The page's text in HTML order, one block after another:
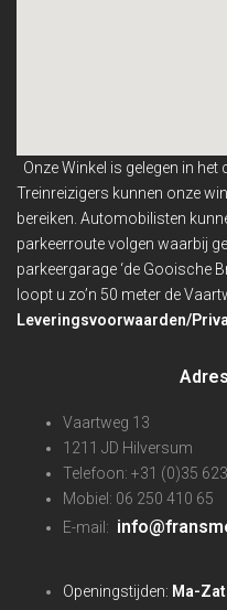
Onze Winkel is gelegen in
Treinreizigers kunnen onze
bereiken. Automobilisten
parkeerroute volgen waarbij
parkeergarage ‘de Gooische
loopt u zo’n 50 meter de
Leveringsvoorwaarden/
Vaartweg 13
1211 JD Hilversum
Telefoon: +31 (0)35
Mobiel: 06 250 410 65
E-mail:
Openingstijden: Ma-Zat